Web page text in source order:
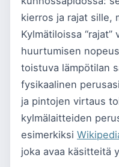
kierros ja rajat sille,
Kylmätiloissa
huurtumisen
toistuva lämpötilan
fysikaalinen
ja pintojen virtaus
kylmälaitteiden
esimerkiksi
joka avaa käsitteitä